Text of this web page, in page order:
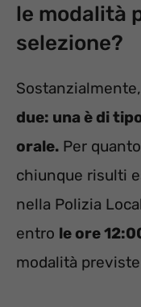
le modalità
selezione?
Sostanzialmente,
due: una è di
orale. Per
chiunque risulti
nella Polizia
entro le ore
modalità